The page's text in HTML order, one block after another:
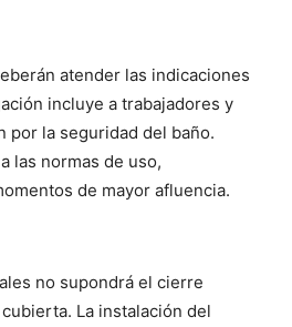
atender las indicaciones
incluye a trabajadores y
por la seguridad del baño.
las normas de uso,
de mayor afluencia.
no supondrá el cierre
La instalación del